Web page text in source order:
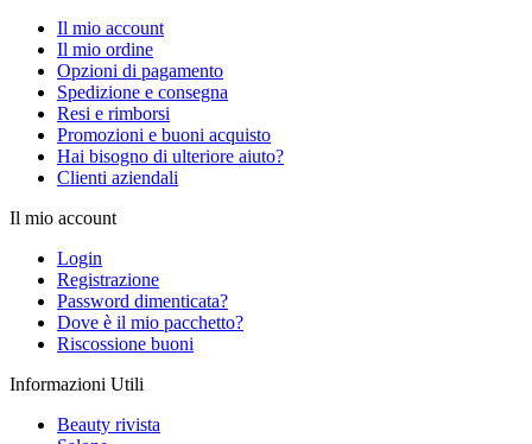
Il mio account
Il mio ordine
Opzioni di pagamento
Spedizione e consegna
Resi e rimborsi
Promozioni e buoni acquisto
Hai bisogno di ulteriore aiuto?
Clienti aziendali
Il mio account
Login
Registrazione
Password dimenticata?
Dove è il mio pacchetto?
Riscossione buoni
Informazioni Utili
Beauty rivista